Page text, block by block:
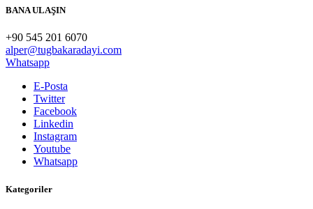
BANA ULAŞIN
+90 545 201 6070
alper@tugbakaradayi.com
Whatsapp
E-Posta
Twitter
Facebook
Linkedin
Instagram
Youtube
Whatsapp
Kategoriler